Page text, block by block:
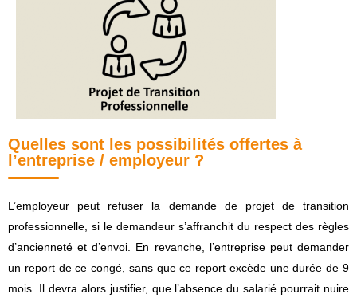
Quelles sont les possibilités offertes à
l’entreprise / employeur ?
L’employeur peut refuser la demande de projet de transition
professionnelle, si le demandeur s’affranchit du respect des règles
d’ancienneté et d’envoi. En revanche, l’entreprise peut demander
un report de ce congé, sans que ce report excède une durée de 9
mois. Il devra alors justifier, que l’absence du salarié pourrait nuire